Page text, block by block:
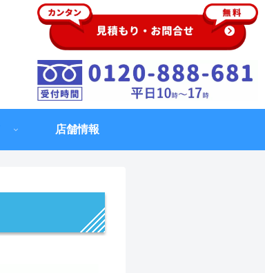
店舗情報